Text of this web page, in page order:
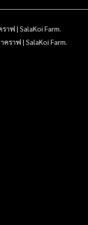
ฟ | SalaKoi Farm.
ราฟ | SalaKoi Farm.